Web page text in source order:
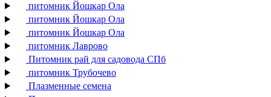
питомник Йошкар Ола
питомник Йошкар Ола
питомник Йошкар Ола
питомник Лаврово
Питомник рай для садовода СПб
питомник Трубочево
Плазменные семена